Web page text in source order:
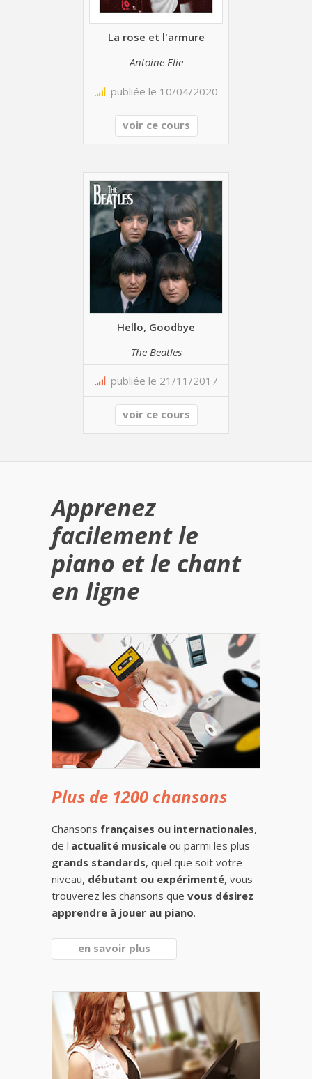
La rose et l'armure
Antoine Elie
publiée le 10/04/2020
voir ce cours
Hello, Goodbye
The Beatles
publiée le 21/11/2017
voir ce cours
Apprenez
facilement le
piano et le chant
en ligne
Plus de 1200 chansons
Chansons françaises ou internationales,
de l'actualité musicale ou parmi les plus
grands standards, quel que soit votre
niveau, débutant ou expérimenté, vous
trouverez les chansons que vous désirez
apprendre à jouer au piano.
en savoir plus